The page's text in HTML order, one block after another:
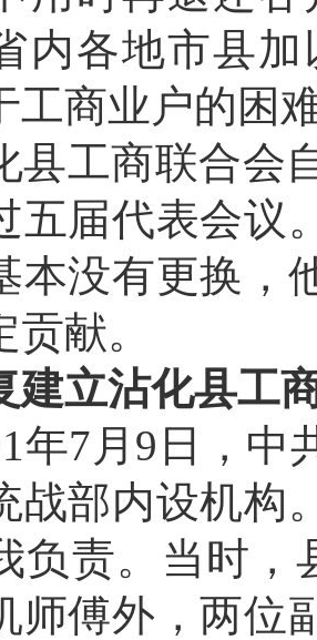
内各地市县
工商业户的困
商联合会自
五届代表会议
本没有更换，
献。
建立沾化县工
7月9日，中
战部内设机构
负责。当时，
师傅外，两位